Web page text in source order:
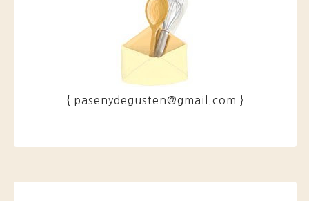
{ pasenydegusten@gmail.com }